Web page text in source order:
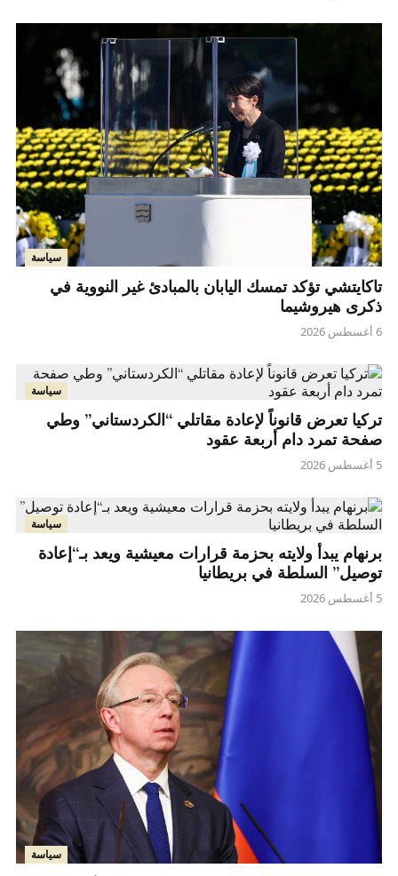
سياسة
تاكايتشي تؤكد تمسك اليابان بالمبادئ غير النووية في
ذكرى هيروشيما
6 أغسطس 2026
سياسة
تركيا تعرض قانوناً لإعادة مقاتلي “الكردستاني” وطي
صفحة تمرد دام أربعة عقود
5 أغسطس 2026
سياسة
برنهام يبدأ ولايته بحزمة قرارات معيشية ويعد بـ“إعادة
توصيل” السلطة في بريطانيا
5 أغسطس 2026
سياسة